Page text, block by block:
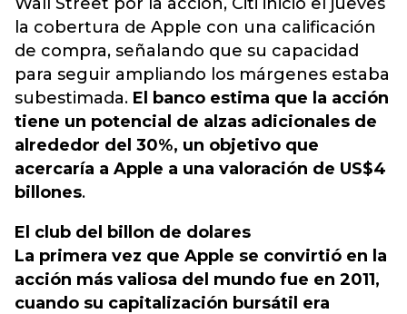
la cobertura de Apple con una calificación
de compra, señalando que su capacidad
para seguir ampliando los márgenes estaba
subestimada. El banco estima que la acción
tiene un potencial de alzas adicionales de
alrededor del 30%, un objetivo que
acercaría a Apple a una valoración de US$4
billones.
El club del billon de dolares
La primera vez que Apple se convirtió en la
acción más valiosa del mundo fue en 2011,
cuando su capitalización bursátil era